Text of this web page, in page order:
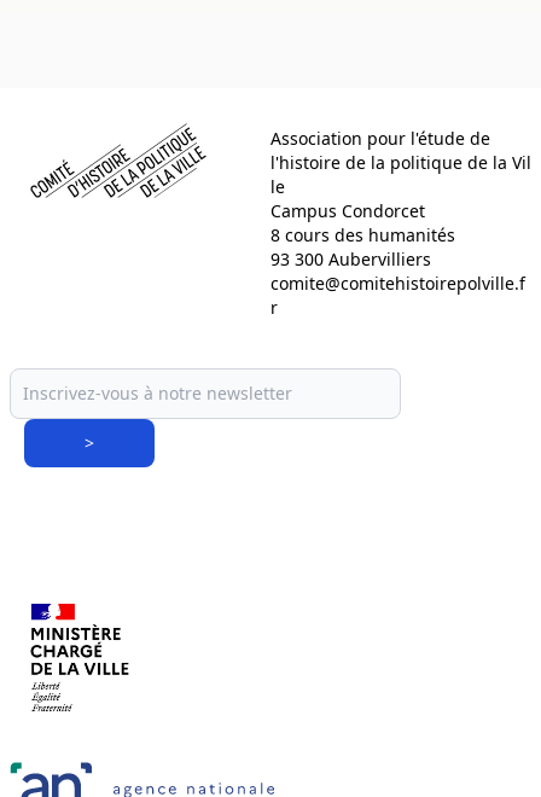
Association pour l'étude de
l'histoire de la politique de la Vil
le
Campus Condorcet
8 cours des humanités
93 300 Aubervilliers
comite@comitehistoirepolville.f
r
>